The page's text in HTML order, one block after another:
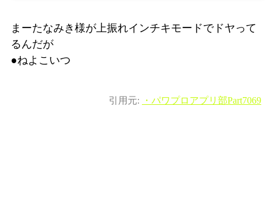
まーたなみき様が上振れインチキモードでドヤって
るんだが
●ねよこいつ
引用元: ・パワプロアプリ部Part7069